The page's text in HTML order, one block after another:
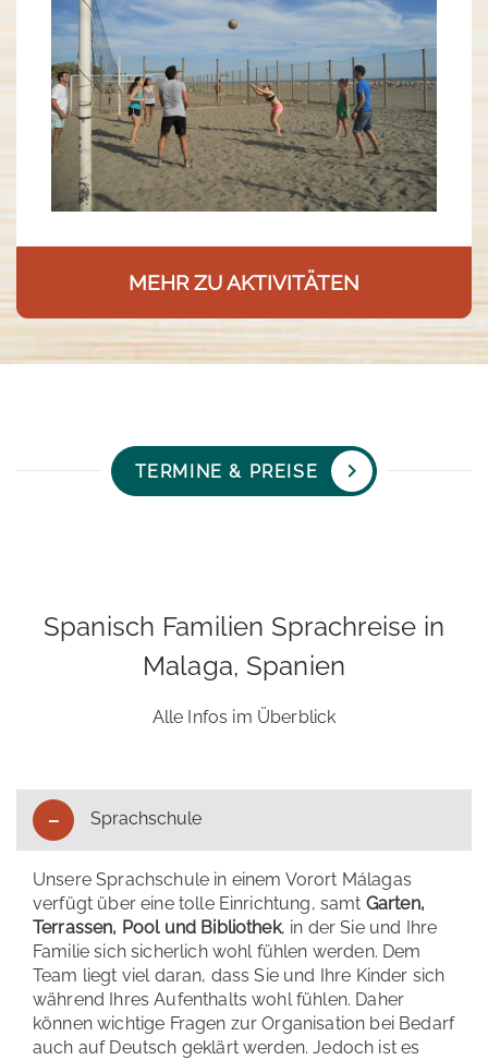
MEHR ZU AKTIVITÄTEN
TERMINE & PREISE
Spanisch Familien Sprachreise in
Malaga, Spanien
Alle Infos im Überblick
Sprachschule
Unsere Sprachschule in einem Vorort Málagas
verfügt über eine tolle Einrichtung, samt Garten,
Terrassen, Pool und Bibliothek, in der Sie und Ihre
Familie sich sicherlich wohl fühlen werden. Dem
Team liegt viel daran, dass Sie und Ihre Kinder sich
während Ihres Aufenthalts wohl fühlen. Daher
können wichtige Fragen zur Organisation bei Bedarf
auch auf Deutsch geklärt werden. Jedoch ist es